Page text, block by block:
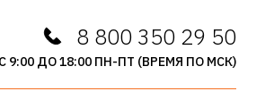
8 800 350 29 50
С 9:00 ДО 18:00 ПН-ПТ (ВРЕМЯ ПО МСК)